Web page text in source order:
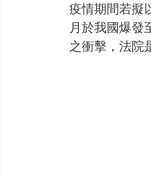
疫情期間若擬
月於我國爆發
之衝擊，法院